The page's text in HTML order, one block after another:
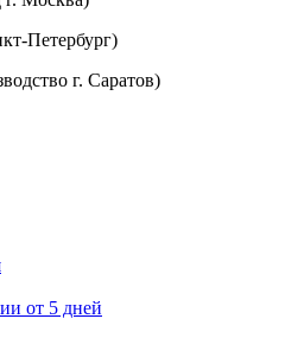
Петербург)
г. Саратов)
от 5 дней